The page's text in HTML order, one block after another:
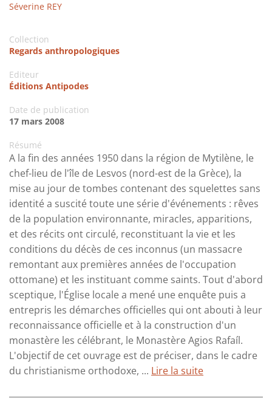
Séverine REY
Collection
Regards anthropologiques
Editeur
Éditions Antipodes
Date de publication
17 mars 2008
Résumé
A la fin des années 1950 dans la région de Mytilène, le
chef-lieu de l'île de Lesvos (nord-est de la Grèce), la
mise au jour de tombes contenant des squelettes sans
identité a suscité toute une série d'événements : rêves
de la population environnante, miracles, apparitions,
et des récits ont circulé, reconstituant la vie et les
conditions du décès de ces inconnus (un massacre
remontant aux premières années de l'occupation
ottomane) et les instituant comme saints. Tout d'abord
sceptique, l'Église locale a mené une enquête puis a
entrepris les démarches officielles qui ont abouti à leur
reconnaissance officielle et à la construction d'un
monastère les célébrant, le Monastère Agios Rafaíl.
L'objectif de cet ouvrage est de préciser, dans le cadre
du christianisme orthodoxe, ... Lire la suite